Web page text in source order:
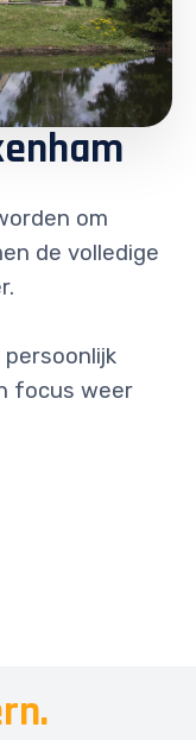
om
de volledige
focus weer